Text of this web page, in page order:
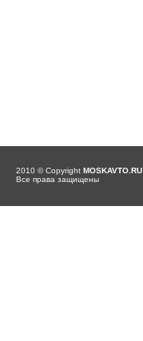
2010 © Copyright MOSKAVTO.RU
Все права защищены